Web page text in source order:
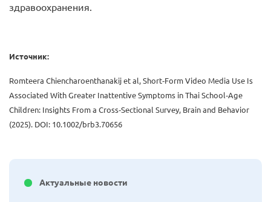
здравоохранения.
Источник:
Romteera Chiencharoenthanakij et al, Short‐Form Video Media Use Is
Associated With Greater Inattentive Symptoms in Thai School‐Age
Children: Insights From a Cross‐Sectional Survey, Brain and Behavior
(2025). DOI: 10.1002/brb3.70656
Актуальные новости